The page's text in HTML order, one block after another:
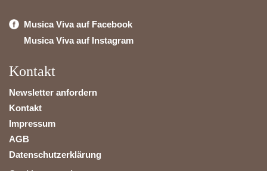
Musica Viva auf Facebook
Musica Viva auf Instagram
Kontakt
Newsletter anfordern
Kontakt
Impressum
AGB
Datenschutzerklärung